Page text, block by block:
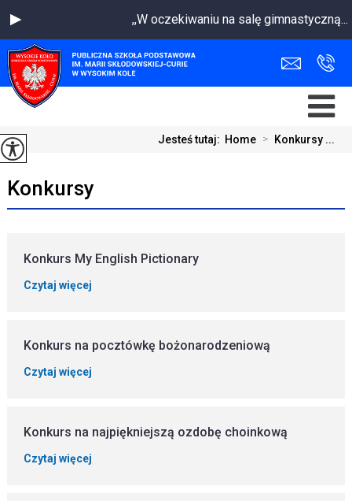
,,W oczekiwaniu na salę gimnastyczną...
Jesteś tutaj: Home > Konkursy ...
Konkursy
Konkurs My English Pictionary
Czytaj więcej
Konkurs na pocztówkę bożonarodzeniową
Czytaj więcej
Konkurs na najpiękniejszą ozdobę choinkową
Czytaj więcej